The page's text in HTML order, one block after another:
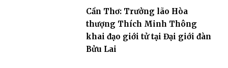
Cần Thơ: Trưởng lão Hòa
thượng Thích Minh Thông
khai đạo giới tử tại Đại giới đàn
Bửu Lai